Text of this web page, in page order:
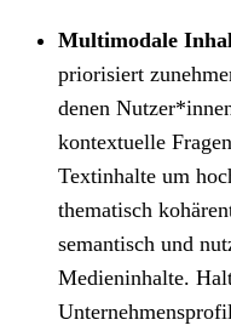
Multimodale
priorisiert
denen
kontextuelle
Textinhalte um
thematisch
semantisch und
Medieninhalte.